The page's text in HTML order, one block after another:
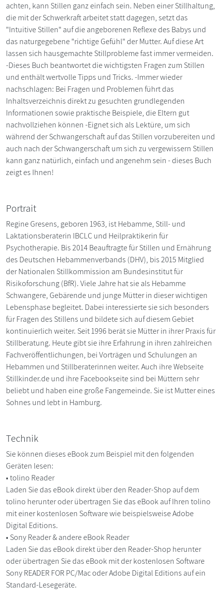
achten, kann Stillen ganz einfach sein. Neben einer Stillhaltung,
die mit der Schwerkraft arbeitet statt dagegen, setzt das
"Intuitive Stillen" auf die angeborenen Reflexe des Babys und
das naturgegebene "richtige Gefühl" der Mutter. Auf diese Art
lassen sich hausgemachte Stillprobleme fast immer vermeiden.
-Dieses Buch beantwortet die wichtigsten Fragen zum Stillen
und enthält wertvolle Tipps und Tricks. -Immer wieder
nachschlagen: Bei Fragen und Problemen führt das
Inhaltsverzeichnis direkt zu gesuchten grundlegenden
Informationen sowie praktische Beispiele, die Eltern gut
nachvollziehen können -Eignet sich als Lektüre, um sich
während der Schwangerschaft auf das Stillen vorzubereiten und
auch nach der Schwangerschaft um sich zu vergewissern Stillen
kann ganz natürlich, einfach und angenehm sein - dieses Buch
zeigt es Ihnen!
Portrait
Regine Gresens, geboren 1963, ist Hebamme, Still- und
Laktationsberaterin IBCLC und Heilpraktikerin für
Psychotherapie. Bis 2014 Beauftragte für Stillen und Ernährung
des Deutschen Hebammenverbands (DHV), bis 2015 Mitglied
der Nationalen Stillkommission am Bundesinstitut für
Risikoforschung (BfR). Viele Jahre hat sie als Hebamme
Schwangere, Gebärende und junge Mütter in dieser wichtigen
Lebensphase begleitet. Dabei interessierte sie sich besonders
für Fragen des Stillens und bildete sich auf diesem Gebiet
kontinuierlich weiter. Seit 1996 berät sie Mütter in ihrer Praxis für
Stillberatung. Heute gibt sie ihre Erfahrung in ihren zahlreichen
Fachveröffentlichungen, bei Vorträgen und Schulungen an
Hebammen und Stillberaterinnen weiter. Auch ihre Webseite
Stillkinder.de und ihre Facebookseite sind bei Müttern sehr
beliebt und haben eine große Fangemeinde. Sie ist Mutter eines
Sohnes und lebt in Hamburg.
Technik
Sie können dieses eBook zum Beispiel mit den folgenden
Geräten lesen:
• tolino Reader
Laden Sie das eBook direkt über den Reader-Shop auf dem
tolino herunter oder übertragen Sie das eBook auf Ihren tolino
mit einer kostenlosen Software wie beispielsweise Adobe
Digital Editions.
• Sony Reader & andere eBook Reader
Laden Sie das eBook direkt über den Reader-Shop herunter
oder übertragen Sie das eBook mit der kostenlosen Software
Sony READER FOR PC/Mac oder Adobe Digital Editions auf ein
Standard-Lesegeräte.